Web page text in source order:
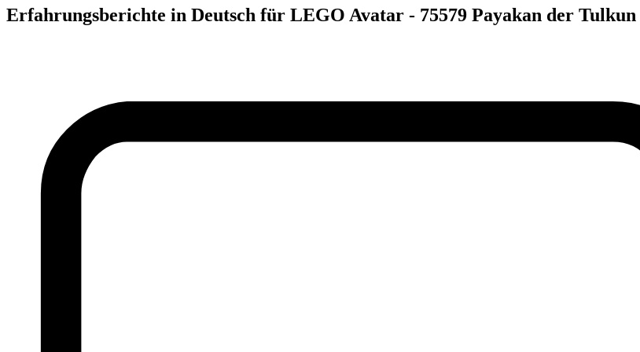
Erfahrungsberichte in Deutsch für LEGO Avatar - 75579 Payakan der